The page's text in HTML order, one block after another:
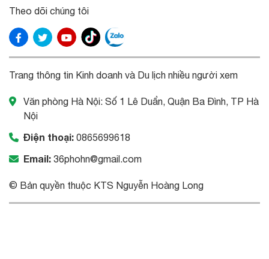
Theo dõi chúng tôi
Trang thông tin Kinh doanh và Du lịch nhiều người xem
Văn phòng Hà Nội: Số 1 Lê Duẩn, Quận Ba Đình, TP Hà
Nội
Điện thoại: 0865699618
Email: 36phohn@gmail.com
© Bản quyền thuộc KTS Nguyễn Hoàng Long